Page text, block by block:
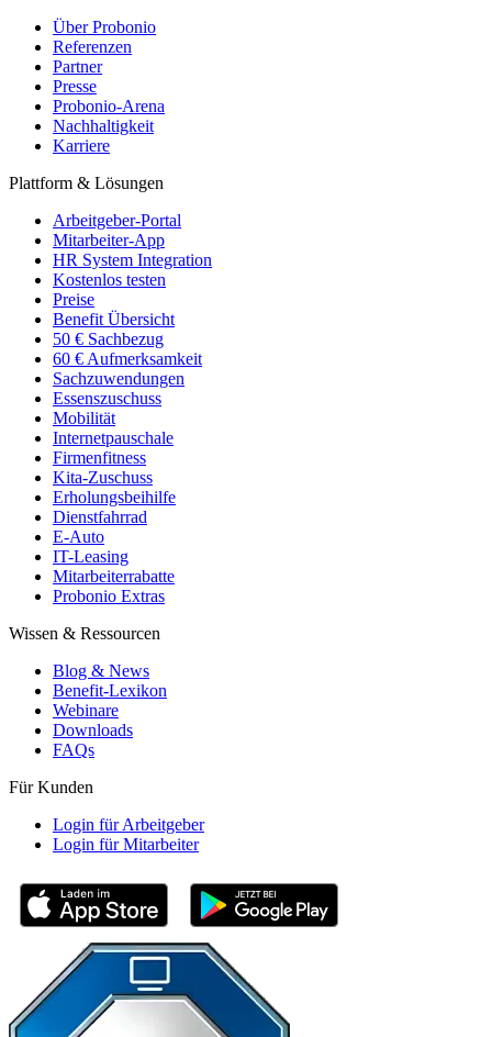
Über Probonio
Referenzen
Partner
Presse
Probonio-Arena
Nachhaltigkeit
Karriere
Plattform & Lösungen
Arbeitgeber-Portal
Mitarbeiter-App
HR System Integration
Kostenlos testen
Preise
Benefit Übersicht
50 € Sachbezug
60 € Aufmerksamkeit
Sachzuwendungen
Essenszuschuss
Mobilität
Internetpauschale
Firmenfitness
Kita-Zuschuss
Erholungsbeihilfe
Dienstfahrrad
E-Auto
IT-Leasing
Mitarbeiterrabatte
Probonio Extras
Wissen & Ressourcen
Blog & News
Benefit-Lexikon
Webinare
Downloads
FAQs
Für Kunden
Login für Arbeitgeber
Login für Mitarbeiter